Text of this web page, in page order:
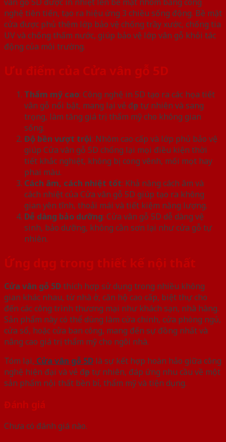
nghệ tiên tiến, tạo ra hiệu ứng 3 chiều sống động. Bề mặt
cửa được phủ thêm lớp bảo vệ chống trầy xước, chống tia
UV và chống thấm nước, giúp bảo vệ lớp vân gỗ khỏi tác
động của môi trường.
Ưu điểm của Cửa vân gỗ 5D
Thẩm mỹ cao: Công nghệ in 5D tạo ra các họa tiết
vân gỗ nổi bật, mang lại vẻ đẹp tự nhiên và sang
trọng, làm tăng giá trị thẩm mỹ cho không gian
sống.
Độ bền vượt trội: Nhôm cao cấp và lớp phủ bảo vệ
giúp Cửa vân gỗ 5D chống lại mọi điều kiện thời
tiết khắc nghiệt, không bị cong vênh, mối mọt hay
phai màu.
Cách âm, cách nhiệt tốt: Khả năng cách âm và
cách nhiệt của Cửa vân gỗ 5D giúp tạo ra không
gian yên tĩnh, thoải mái và tiết kiệm năng lượng.
Dễ dàng bảo dưỡng: Cửa vân gỗ 5D dễ dàng vệ
sinh, bảo dưỡng, không cần sơn lại như cửa gỗ tự
nhiên.
Ứng dụng trong thiết kế nội thất
Cửa vân gỗ 5Dthích hợp sử dụng trong nhiều không
gian khác nhau, từ nhà ở, căn hộ cao cấp, biệt thự cho
đến các công trình thương mại như khách sạn, nhà hàng.
Sản phẩm này có thể dùng làm cửa chính, cửa phòng ngủ,
cửa sổ, hoặc cửa ban công, mang đến sự đồng nhất và
nâng cao giá trị thẩm mỹ cho ngôi nhà.
Tóm lại, Cửa vân gỗ 5D là sự kết hợp hoàn hảo giữa công
nghệ hiện đại và vẻ đẹp tự nhiên, đáp ứng nhu cầu về một
sản phẩm nội thất bền bỉ, thẩm mỹ và tiện dụng.
Đánh giá
Chưa có đánh giá nào.